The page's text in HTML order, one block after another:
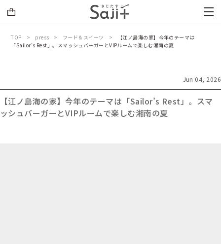
TOP press フード＆スイーツ
【江ノ島海の家】今年のテーマは
「Sailor’s Rest」。スマッシュバーガーとVIPルームで楽しむ湘南の夏
Jun 04, 2026
【江ノ島海の家】今年のテーマは「Sailor’s Rest」。スマ
ッシュバーガーとVIPルームで楽しむ湘南の夏